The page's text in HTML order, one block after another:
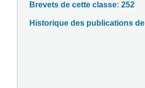
Brevets de cette classe: 252
Historique des publications